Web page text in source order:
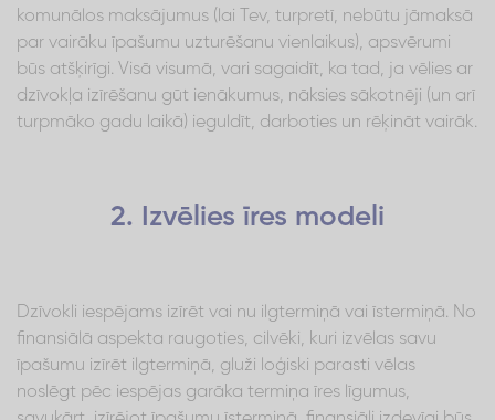
komunālos maksājumus (lai Tev, turpretī, nebūtu jāmaksā
par vairāku īpašumu uzturēšanu vienlaikus), apsvērumi
būs atšķirīgi. Visā visumā, vari sagaidīt, ka tad, ja vēlies ar
dzīvokļa izīrēšanu gūt ienākumus, nāksies sākotnēji (un arī
turpmāko gadu laikā) ieguldīt, darboties un rēķināt vairāk.
2. Izvēlies īres modeli
Dzīvokli iespējams izīrēt vai nu ilgtermiņā vai īstermiņā. No
finansiālā aspekta raugoties, cilvēki, kuri izvēlas savu
īpašumu izīrēt ilgtermiņā, gluži loģiski parasti vēlas
noslēgt pēc iespējas garāka termiņa īres līgumus,